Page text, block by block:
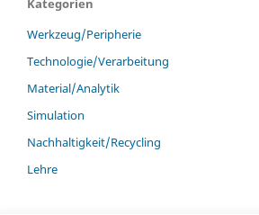
Kategorien
Werkzeug/Peripherie
Technologie/Verarbeitung
Material/Analytik
Simulation
Nachhaltigkeit/Recycling
Lehre